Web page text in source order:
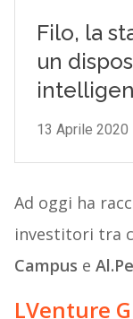
Ad oggi ha
investitori tra
Campus e
LVenture